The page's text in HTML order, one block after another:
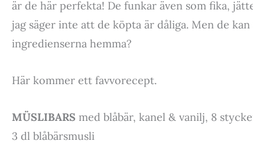
är de här perfekta! De funkar även som fika,
jag säger inte att de köpta är dåliga. Men de
ingredienserna hemma?
Här kommer ett favvorecept.
MÜSLIBARS med blåbär, kanel & vanilj, 8
3 dl blåbärsmusli